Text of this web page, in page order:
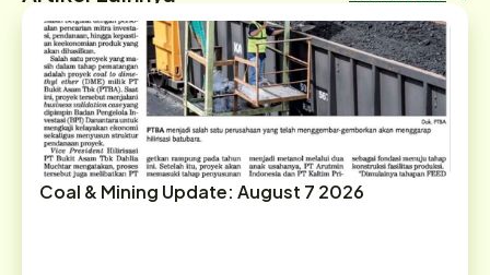
Coal & Mining Update: August 7 2026